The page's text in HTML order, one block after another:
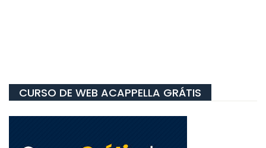
CURSO DE WEB ACAPPELLA GRÁTIS